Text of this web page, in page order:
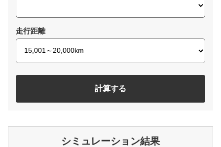
走行距離
計算する
シミュレーション結果